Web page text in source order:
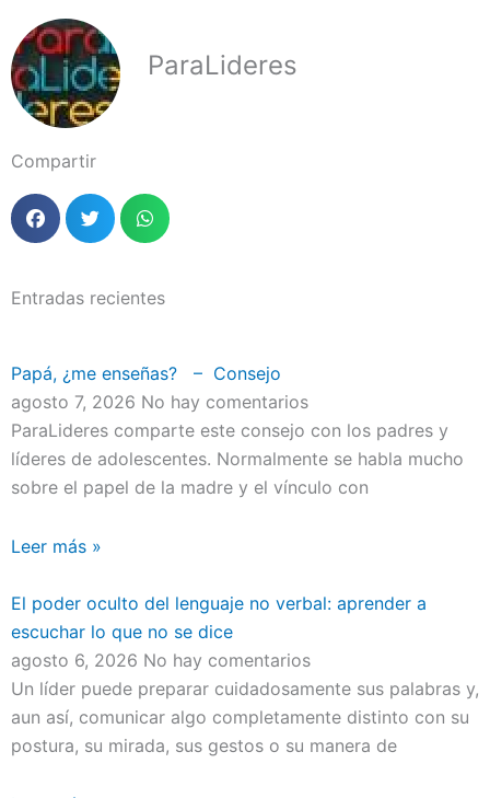
ParaLideres
Compartir
Entradas recientes
Papá, ¿me enseñas? – Consejo
agosto 7, 2026 No hay comentarios
ParaLideres comparte este consejo con los padres y
líderes de adolescentes. Normalmente se habla mucho
sobre el papel de la madre y el vínculo con
Leer más »
El poder oculto del lenguaje no verbal: aprender a
escuchar lo que no se dice
agosto 6, 2026 No hay comentarios
Un líder puede preparar cuidadosamente sus palabras y,
aun así, comunicar algo completamente distinto con su
postura, su mirada, sus gestos o su manera de